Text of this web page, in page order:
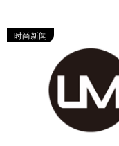
时尚新闻